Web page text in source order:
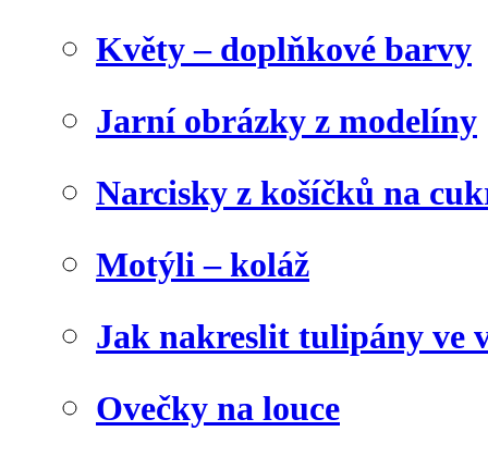
Květy – doplňkové barvy
Jarní obrázky z modelíny
Narcisky z košíčků na
Motýli – koláž
Jak nakreslit tulipány ve
Ovečky na louce